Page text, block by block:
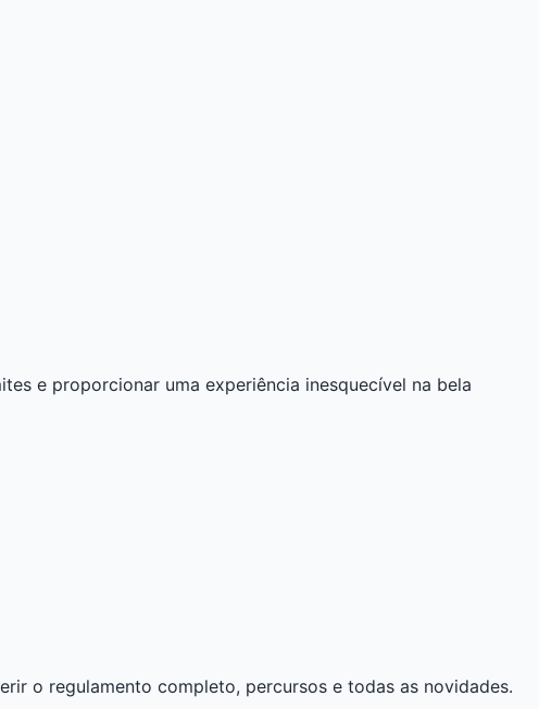
e proporcionar uma experiência inesquecível na bela
o regulamento completo, percursos e todas as novidades.